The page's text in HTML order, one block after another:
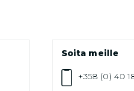
Soita meille
+358 (0) 40